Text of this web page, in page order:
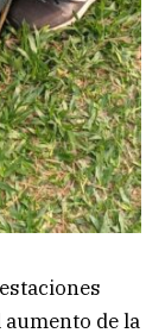
de la